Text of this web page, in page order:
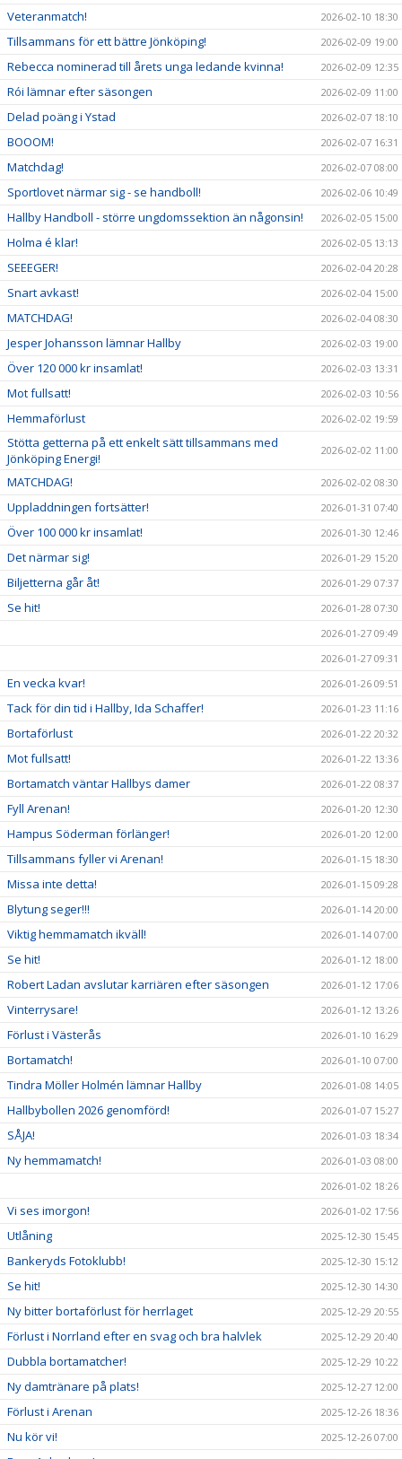
Veteranmatch! 2026-02-10 18:30
Tillsammans för ett bättre Jönköping! 2026-02-09 19:00
Rebecca nominerad till årets unga ledande kvinna! 2026-02-09 12:35
Rói lämnar efter säsongen 2026-02-09 11:00
Delad poäng i Ystad 2026-02-07 18:10
BOOOM! 2026-02-07 16:31
Matchdag! 2026-02-07 08:00
Sportlovet närmar sig - se handboll! 2026-02-06 10:49
Hallby Handboll - större ungdomssektion än någonsin! 2026-02-05 15:00
Holma é klar! 2026-02-05 13:13
SEEEGER! 2026-02-04 20:28
Snart avkast! 2026-02-04 15:00
MATCHDAG! 2026-02-04 08:30
Jesper Johansson lämnar Hallby 2026-02-03 19:00
Över 120 000 kr insamlat! 2026-02-03 13:31
Mot fullsatt! 2026-02-03 10:56
Hemmaförlust 2026-02-02 19:59
Stötta getterna på ett enkelt sätt tillsammans med
Jönköping Energi!
2026-02-02 11:00
MATCHDAG! 2026-02-02 08:30
Uppladdningen fortsätter! 2026-01-31 07:40
Över 100 000 kr insamlat! 2026-01-30 12:46
Det närmar sig! 2026-01-29 15:20
Biljetterna går åt! 2026-01-29 07:37
Se hit!
2026-01-28 07:30
2026-01-27 09:49
2026-01-27 09:31
En vecka kvar! 2026-01-26 09:51
Tack för din tid i Hallby, Ida Schaffer! 2026-01-23 11:16
Bortaförlust 2026-01-22 20:32
Mot fullsatt! 2026-01-22 13:36
Bortamatch väntar Hallbys damer 2026-01-22 08:37
Fyll Arenan! 2026-01-20 12:30
Hampus Söderman förlänger! 2026-01-20 12:00
Tillsammans fyller vi Arenan! 2026-01-15 18:30
Missa inte detta! 2026-01-15 09:28
Blytung seger!!! 2026-01-14 20:00
Viktig hemmamatch ikväll! 2026-01-14 07:00
Se hit! 2026-01-12 18:00
Robert Ladan avslutar karriären efter säsongen 2026-01-12 17:06
Vinterrysare! 2026-01-12 13:26
Förlust i Västerås 2026-01-10 16:29
Bortamatch! 2026-01-10 07:00
Tindra Möller Holmén lämnar Hallby 2026-01-08 14:05
Hallbybollen 2026 genomförd! 2026-01-07 15:27
SÅJA! 2026-01-03 18:34
Ny hemmamatch!
2026-01-03 08:00
2026-01-02 18:26
Vi ses imorgon! 2026-01-02 17:56
Utlåning 2025-12-30 15:45
Bankeryds Fotoklubb! 2025-12-30 15:12
Se hit! 2025-12-30 14:30
Ny bitter bortaförlust för herrlaget 2025-12-29 20:55
Förlust i Norrland efter en svag och bra halvlek 2025-12-29 20:40
Dubbla bortamatcher! 2025-12-29 10:22
Ny damtränare på plats! 2025-12-27 12:00
Förlust i Arenan 2025-12-26 18:36
Nu kör vi! 2025-12-26 07:00